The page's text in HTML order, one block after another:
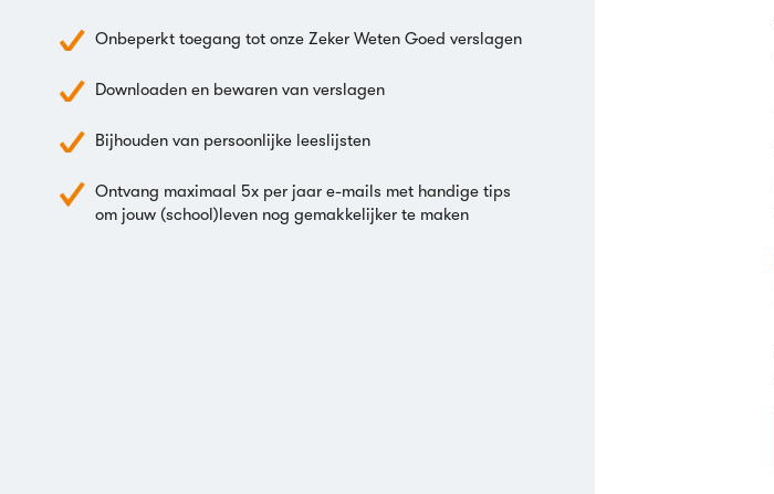
Onbeperkt toegang tot onze Zeker Weten Goed verslagen
Downloaden en bewaren van verslagen
Bijhouden van persoonlijke leeslijsten
Ontvang maximaal 5x per jaar e-mails met handige tips
om jouw (school)leven nog gemakkelijker te maken